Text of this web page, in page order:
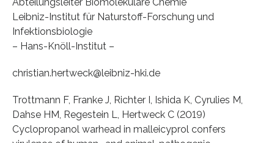
Leibniz-Institut für Naturstoff-Forschung und
Infektionsbiologie
– Hans-Knöll-Institut –
christian.hertweck@leibniz-hki.de
Trottmann F, Franke J, Richter I, Ishida K, Cyrulies M,
Dahse HM, Regestein L, Hertweck C (2019)
Cyclopropanol warhead in malleicyprol confers